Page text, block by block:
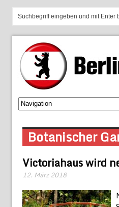
Botanischer
Victoriahaus wird
12. März 2018